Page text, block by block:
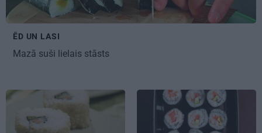
ĒD UN LASI
Mazā suši lielais stāsts